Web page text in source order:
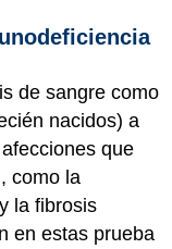
de sangre como
nacidos) a
que
como la
la fibrosis
en estas prueba